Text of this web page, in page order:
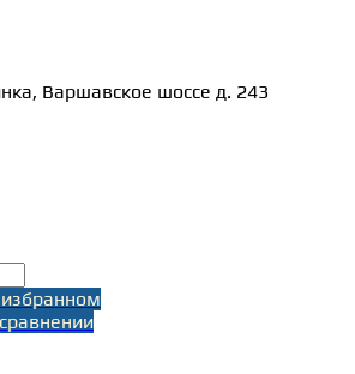
Варшавское шоссе д. 243